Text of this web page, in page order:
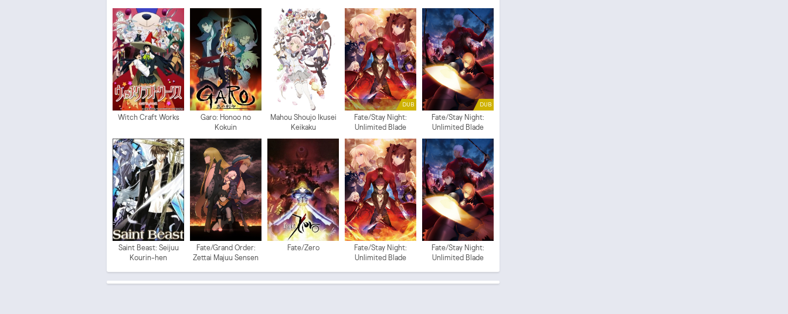
Witch Craft Works
Garo: Honoo no
Kokuin
Mahou Shoujo Ikusei
Keikaku
DUB
Fate/Stay Night:
Unlimited Blade
Works 2 (ITA)
DUB
Fate/Stay Night:
Unlimited Blade
Works (ITA)
Saint Beast: Seijuu
Kourin-hen
Fate/Grand Order:
Zettai Majuu Sensen
Fate/Zero
Fate/Stay Night:
Unlimited Blade
Fate/Stay Night:
Unlimited Blade